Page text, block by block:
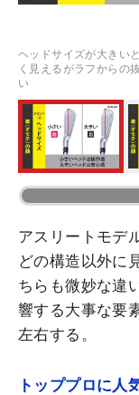
ヘッドサイズが大きい
く見えるがラフからの
い
アスリートモデ
どの構造以外に
ちらも微妙な違
響する大事な要
左右する。
トッププロに人